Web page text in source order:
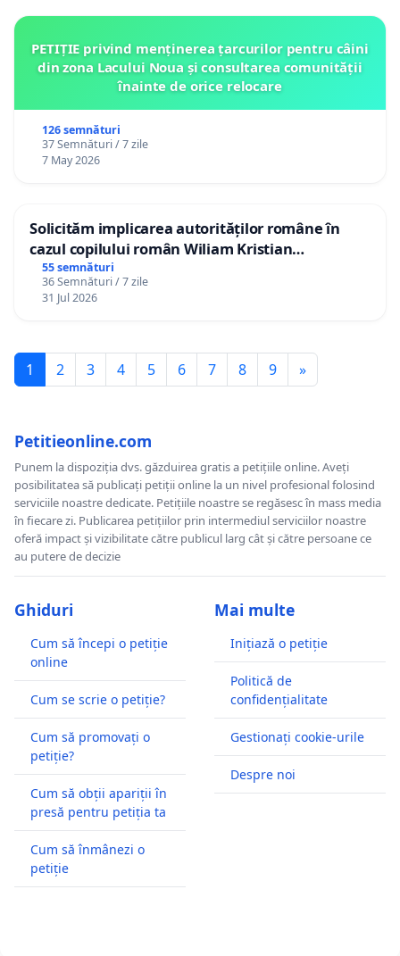
PETIȚIE privind menținerea țarcurilor pentru câini
din zona Lacului Noua și consultarea comunității
înainte de orice relocare
126 semnături
37 Semnături / 7 zile
7 May 2026
Solicităm implicarea autorităților române în
cazul copilului român Wiliam Kristian
Gheorghe, aflat în plasament în Danemarca de
12 ani
55 semnături
36 Semnături / 7 zile
31 Jul 2026
1 2 3 4 5 6 7 8 9 »
Petitieonline.com
Punem la dispoziția dvs. găzduirea gratis a petițiile online. Aveți
posibilitatea să publicați petiții online la un nivel profesional folosind
serviciile noastre dedicate. Petițiile noastre se regăsesc în mass media
în fiecare zi. Publicarea petițiilor prin intermediul serviciilor noastre
oferă impact și vizibilitate către publicul larg cât și către persoane ce
au putere de decizie
Ghiduri
Cum să începi o petiție
online
Cum se scrie o petiție?
Cum să promovați o
petiție?
Cum să obții apariții în
presă pentru petiția ta
Cum să înmânezi o
petiție
Mai multe
Inițiază o petiție
Politică de
confidențialitate
Gestionați cookie-urile
Despre noi